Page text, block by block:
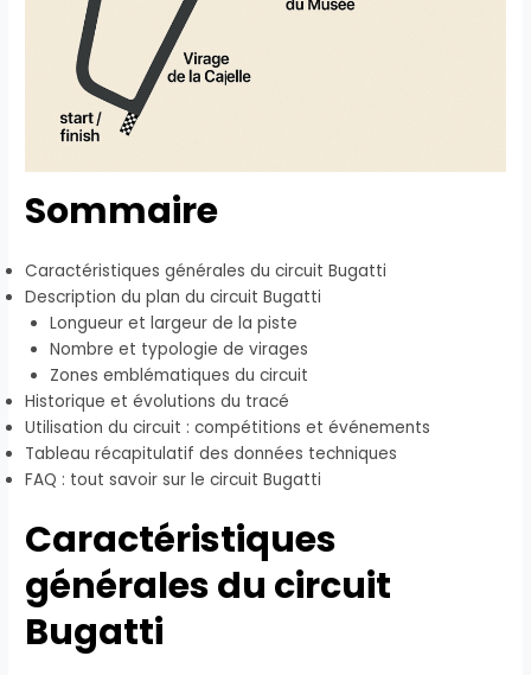
Sommaire
Caractéristiques générales du circuit Bugatti
Description du plan du circuit Bugatti
Longueur et largeur de la piste
Nombre et typologie de virages
Zones emblématiques du circuit
Historique et évolutions du tracé
Utilisation du circuit : compétitions et événements
Tableau récapitulatif des données techniques
FAQ : tout savoir sur le circuit Bugatti
Caractéristiques
générales du circuit
Bugatti